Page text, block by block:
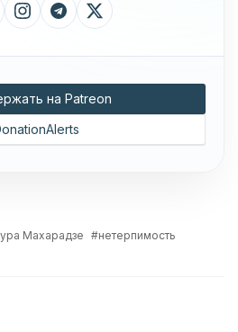
на Patreon
Махарадзе
нетерпимость